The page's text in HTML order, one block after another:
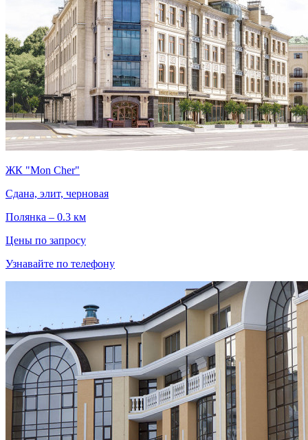
ЖК "Mon Cher"
Сдана, элит, черновая
Полянка – 0.3 км
Цены по запросу
Узнавайте по телефону